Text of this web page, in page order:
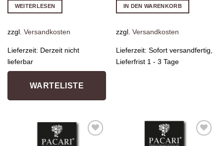
WEITERLESEN
zzgl. Versandkosten
Lieferzeit: Derzeit nicht
lieferbar
WARTELISTE
IN DEN WARENKORB
zzgl. Versandkosten
Lieferzeit: Sofort versandfertig,
Lieferfrist 1 - 3 Tage